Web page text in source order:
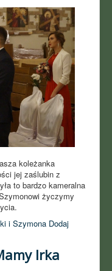
koleżanka
jej zaślubin z
to bardzo kameralna
życzymy
i Szymona Dodaj
Irka